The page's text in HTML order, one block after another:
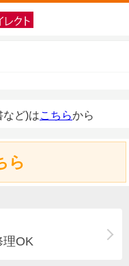
など)はこちらから
ら
理OK